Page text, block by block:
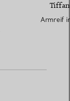
Armreif